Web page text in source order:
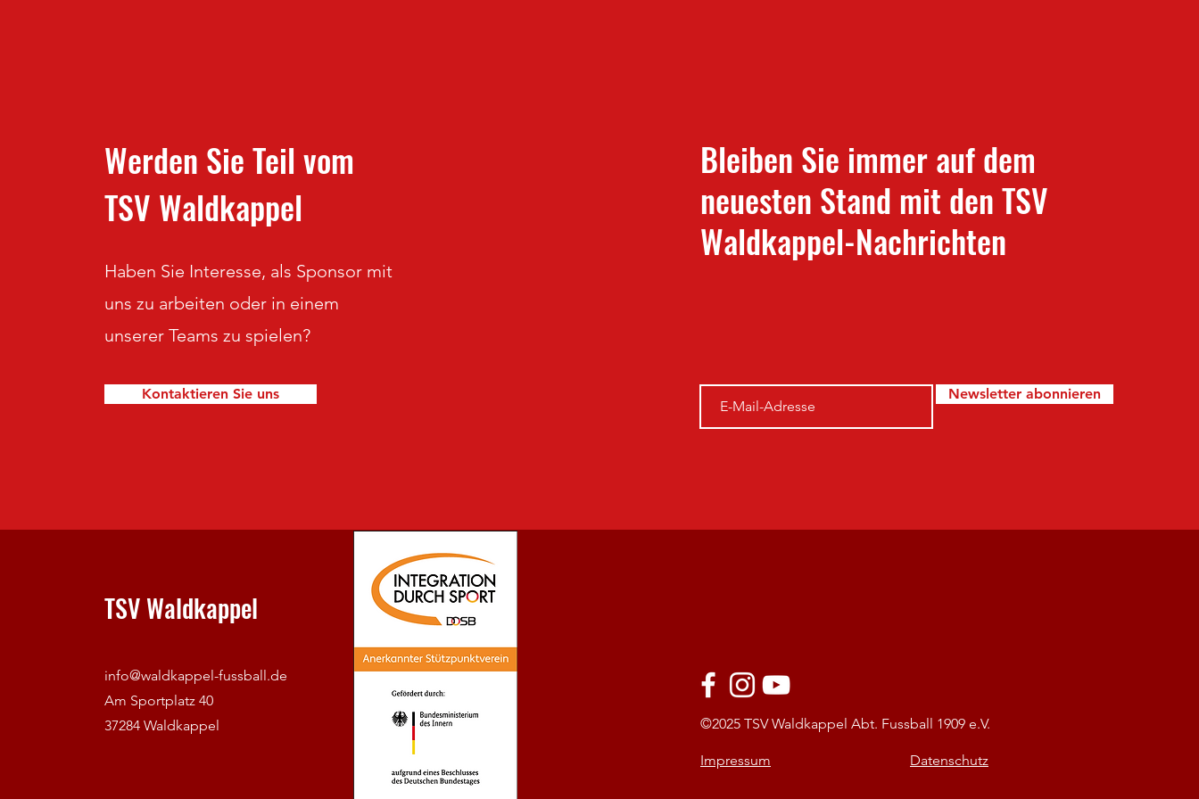
Werden Sie Teil vom
TSV Waldkappel
Haben Sie Interesse, als Sponsor mit
uns zu arbeiten oder in einem
unserer Teams zu spielen?
Kontaktieren Sie uns
Bleiben Sie immer auf dem
neuesten Stand mit den TSV
Waldkappel-Nachrichten
Newsletter abonnieren
TSV Waldkappel
info@waldkappel-fussball.de
Am Sportplatz 40
37284 Waldkappel
©2025 TSV Waldkappel Abt. Fussball 1909 e.V.
Impressum Datenschutz